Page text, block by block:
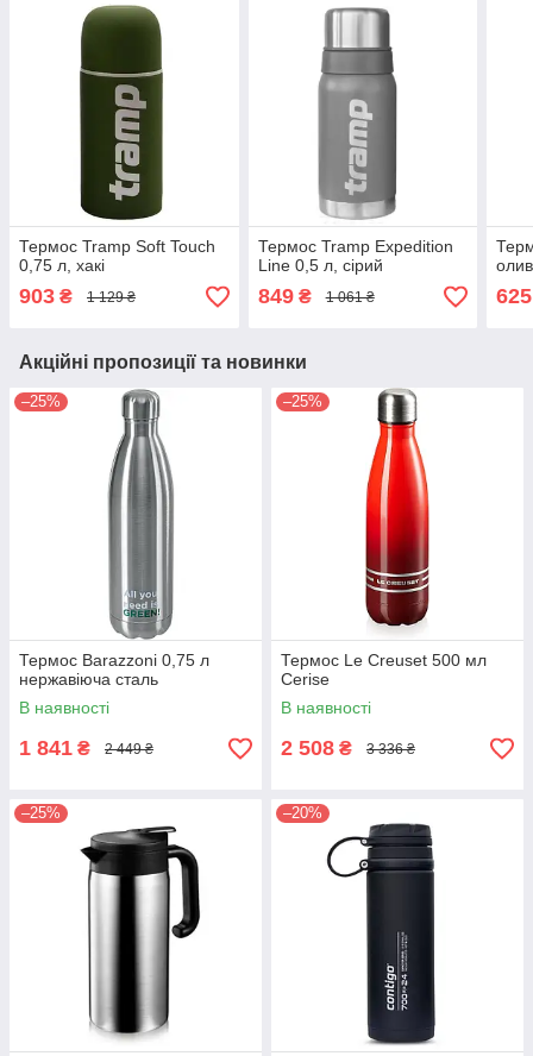
Термос Tramp Soft Touch
0,75 л, хакі
903 ₴ 1 129 ₴
Термос Tramp Expedition
Line 0,5 л, сірий
849₴ 1 061 ₴ 625
Акційні пропозиції та новинки
–25%
Термос Barazzoni 0,75 л
нержавіюча сталь
В наявності
1 841 ₴ 2 449 ₴
–25%
Термос Le Creuset 500 мл
Сerise
В наявності
2 508 ₴ 3 336 ₴
–25% –20%